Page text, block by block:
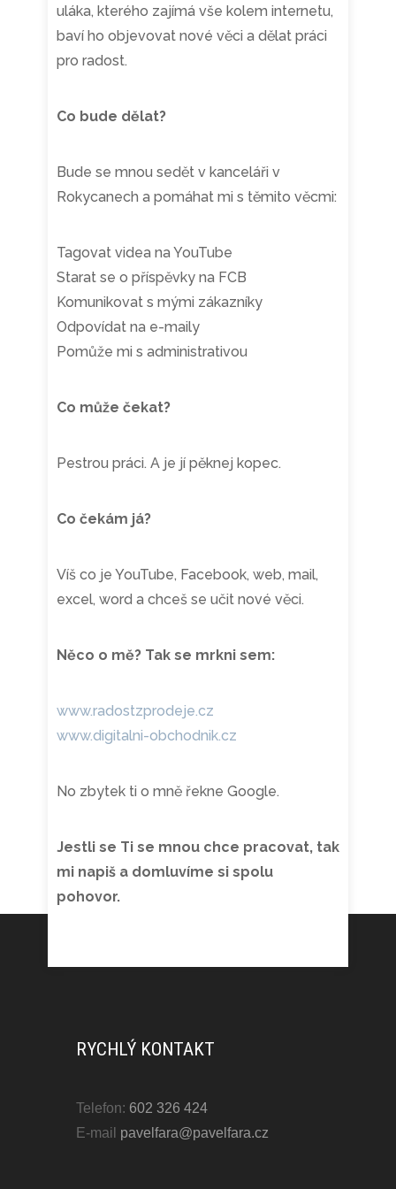
uláka, kterého zajímá vše kolem internetu,
baví ho objevovat nové věci a dělat práci
pro radost.
Co bude dělat?
Bude se mnou sedět v kanceláři v
Rokycanech a pomáhat mi s těmito věcmi:
Tagovat videa na YouTube
Starat se o příspěvky na FCB
Komunikovat s mými zákazníky
Odpovídat na e-maily
Pomůže mi s administrativou
Co může čekat?
Pestrou práci. A je jí pěknej kopec.
Co čekám já?
Víš co je YouTube, Facebook, web, mail,
excel, word a chceš se učit nové věci.
Něco o mě? Tak se mrkni sem:
www.radostzprodeje.cz
www.digitalni-obchodnik.cz
No zbytek ti o mně řekne Google.
Jestli se Ti se mnou chce pracovat, tak
mi napiš a domluvíme si spolu
pohovor.
RYCHLÝ KONTAKT
Telefon: 602 326 424
E-mail pavelfara@pavelfara.cz